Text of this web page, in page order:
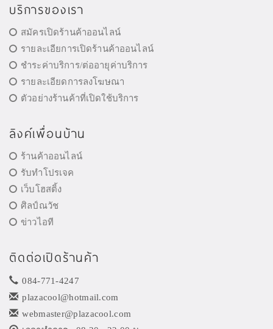
บริการของเรา
สมัครเปิดร้านค้าออนไลน์
รายละเอียการเปิดร้านค้าออนไลน์
ชำระค่าบริการ/ต่ออายุค่าบริการ
รายละเอียดการลงโฆษณา
ตัวอย่างร้านค้าที่เปิดใช้บริการ
ลิงค์เพื่อนบ้าน
ร้านค้าออนไลน์
รับทำโปรเจค
เว็บโฮสติ้ง
ศิลป์ณวัช
ข่าวไอที
ติดต่อเปิดร้านค้า
084-771-4247
plazacool@hotmail.com
webmaster@plazacool.com